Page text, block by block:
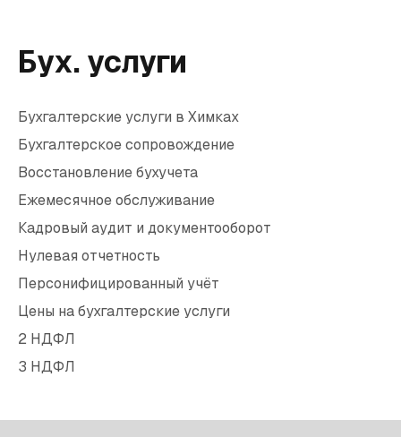
Бух. услуги
Бухгалтерские услуги в Химках
Бухгалтерское сопровождение
Восстановление бухучета
Ежемесячное обслуживание
Кадровый аудит и документооборот
Нулевая отчетность
Персонифицированный учёт
Цены на бухгалтерские услуги
2 НДФЛ
3 НДФЛ